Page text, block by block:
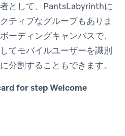
として、PantsLabyrinthに
ティブなグループもありま
ーディングキャンバスで、
てモバイルユーザーを識別
分割することもできます。
for step Welcome